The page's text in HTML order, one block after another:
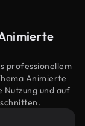
professionellem
Animierte
und auf